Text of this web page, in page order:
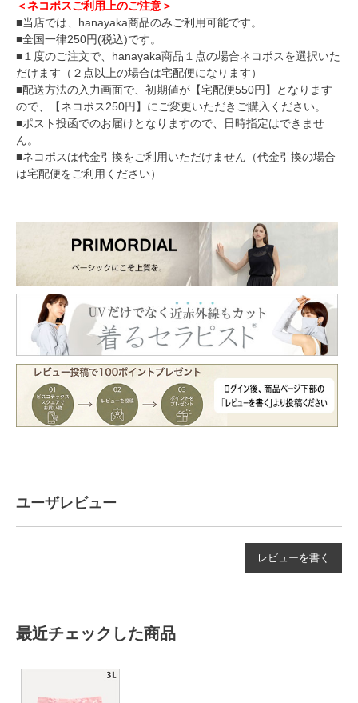
＜ネコポスご利用上のご注意＞
■当店では、hanayaka商品のみご利用可能です。
■全国一律250円(税込)です。
■１度のご注文で、hanayaka商品１点の場合ネコポスを選択いた
だけます（２点以上の場合は宅配便になります）
■配送方法の入力画面で、初期値が【宅配便550円】となります
ので、【ネコポス250円】にご変更いただきご購入ください。
■ポスト投函でのお届けとなりますので、日時指定はできませ
ん。
■ネコポスは代金引換をご利用いただけません（代金引換の場合
は宅配便をご利用ください）
ユーザレビュー
レビューを書く
最近チェックした商品